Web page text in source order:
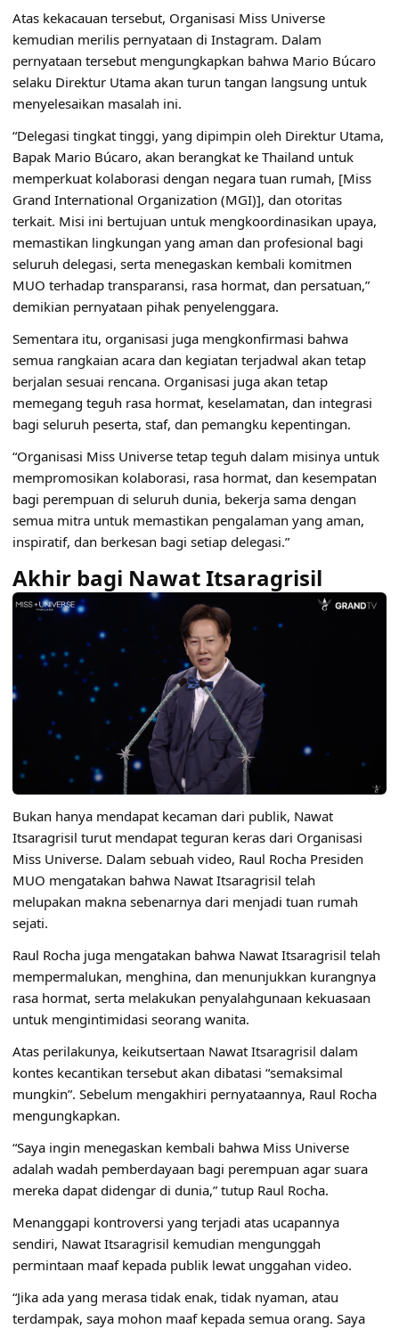
Atas kekacauan tersebut, Organisasi Miss Universe
kemudian merilis pernyataan di Instagram. Dalam
pernyataan tersebut mengungkapkan bahwa Mario Búcaro
selaku Direktur Utama akan turun tangan langsung untuk
menyelesaikan masalah ini.
“Delegasi tingkat tinggi, yang dipimpin oleh Direktur Utama,
Bapak Mario Búcaro, akan berangkat ke Thailand untuk
memperkuat kolaborasi dengan negara tuan rumah, [Miss
Grand International Organization (MGI)], dan otoritas
terkait. Misi ini bertujuan untuk mengkoordinasikan upaya,
memastikan lingkungan yang aman dan profesional bagi
seluruh delegasi, serta menegaskan kembali komitmen
MUO terhadap transparansi, rasa hormat, dan persatuan,”
demikian pernyataan pihak penyelenggara.
Sementara itu, organisasi juga mengkonfirmasi bahwa
semua rangkaian acara dan kegiatan terjadwal akan tetap
berjalan sesuai rencana. Organisasi juga akan tetap
memegang teguh rasa hormat, keselamatan, dan integrasi
bagi seluruh peserta, staf, dan pemangku kepentingan.
“Organisasi Miss Universe tetap teguh dalam misinya untuk
mempromosikan kolaborasi, rasa hormat, dan kesempatan
bagi perempuan di seluruh dunia, bekerja sama dengan
semua mitra untuk memastikan pengalaman yang aman,
inspiratif, dan berkesan bagi setiap delegasi.”
Akhir bagi Nawat Itsaragrisil
Bukan hanya mendapat kecaman dari publik, Nawat
Itsaragrisil turut mendapat teguran keras dari Organisasi
Miss Universe. Dalam sebuah video, Raul Rocha Presiden
MUO mengatakan bahwa Nawat Itsaragrisil telah
melupakan makna sebenarnya dari menjadi tuan rumah
sejati.
Raul Rocha juga mengatakan bahwa Nawat Itsaragrisil telah
mempermalukan, menghina, dan menunjukkan kurangnya
rasa hormat, serta melakukan penyalahgunaan kekuasaan
untuk mengintimidasi seorang wanita.
Atas perilakunya, keikutsertaan Nawat Itsaragrisil dalam
kontes kecantikan tersebut akan dibatasi “semaksimal
mungkin”. Sebelum mengakhiri pernyataannya, Raul Rocha
mengungkapkan.
“Saya ingin menegaskan kembali bahwa Miss Universe
adalah wadah pemberdayaan bagi perempuan agar suara
mereka dapat didengar di dunia,” tutup Raul Rocha.
Menanggapi kontroversi yang terjadi atas ucapannya
sendiri, Nawat Itsaragrisil kemudian mengunggah
permintaan maaf kepada publik lewat unggahan video.
“Jika ada yang merasa tidak enak, tidak nyaman, atau
terdampak, saya mohon maaf kepada semua orang. Saya